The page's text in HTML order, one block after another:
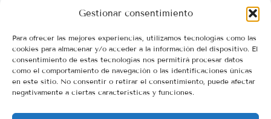
Gestionar consentimiento
Para ofrecer las mejores experiencias, utilizamos tecnologías como las
cookies para almacenar y/o acceder a la información del dispositivo. El
consentimiento de estas tecnologías nos permitirá procesar datos
como el comportamiento de navegación o las identificaciones únicas
en este sitio. No consentir o retirar el consentimiento, puede afectar
negativamente a ciertas características y funciones.
Contactanos
FORMULARIO DE CONTACTO